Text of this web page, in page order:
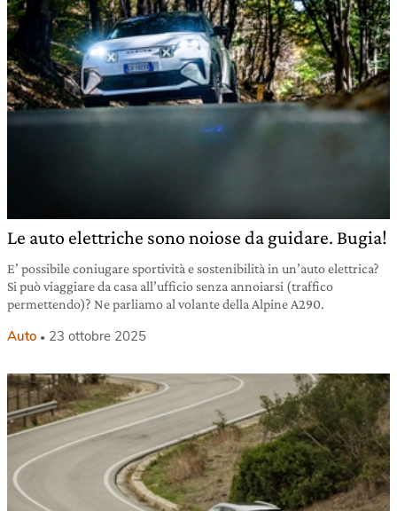
Le auto elettriche sono noiose da guidare. Bugia!
E’ possibile coniugare sportività e sostenibilità in un’auto elettrica?
Si può viaggiare da casa all’ufficio senza annoiarsi (traffico
permettendo)? Ne parliamo al volante della Alpine A290.
Auto 23 ottobre 2025